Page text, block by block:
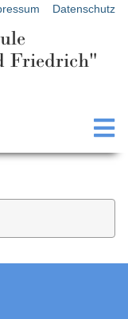
Datenschutz
Friedrich"